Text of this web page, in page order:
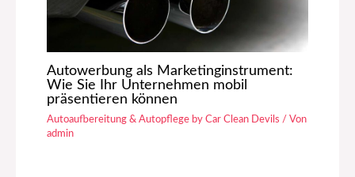
Autowerbung als Marketinginstrument:
Wie Sie Ihr Unternehmen mobil
präsentieren können
Autoaufbereitung & Autopflege by Car Clean Devils / Von
admin